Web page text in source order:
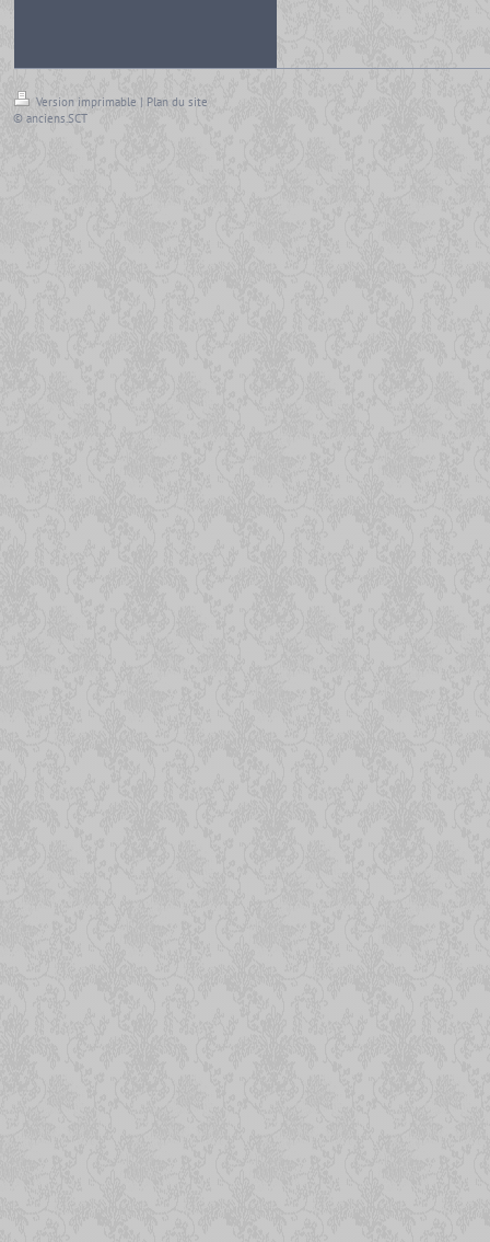
Version imprimable | Plan du site
© anciens.SCT